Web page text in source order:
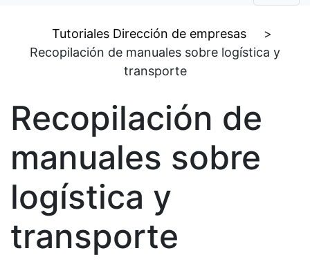
Tutoriales Dirección de empresas
>
Recopilación de manuales sobre logística y
transporte
Recopilación de
manuales sobre
logística y
transporte